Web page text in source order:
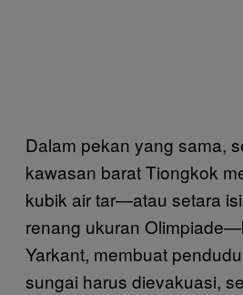
Dalam pekan yang sama,
kawasan barat Tiongkok
kubik air tar—atau setara
renang ukuran
Yarkant, membuat
sungai harus dievakuasi,